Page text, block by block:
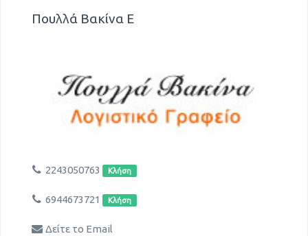
Πουλλά Βακίνα Ε
2243050763 Κλήση
6944673721 Κλήση
Δείτε το Email